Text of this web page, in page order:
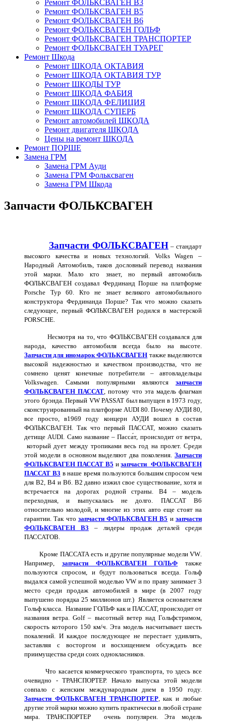
Ремонт ФОЛЬКСВАГЕН В3
Ремонт ФОЛЬКСВАГЕН В5
Ремонт ФОЛЬКСВАГЕН В6
Ремонт ФОЛЬКСВАГЕН ГОЛЬФ
Ремонт ФОЛЬКСВАГЕН ТРАНСПОРТЕР
Ремонт ФОЛЬКСВАГЕН ТУАРЕГ
Ремонт Шкода
Ремонт ШКОДА ОКТАВИЯ
Ремонт ШКОДА ОКТАВИЯ ТУР
Ремонт ШКОДЫ ТУР
Ремонт ШКОДА ФАБИЯ
Ремонт ШКОДА ФЕЛИЦИЯ
Ремонт ШКОДА СУПЕРБ
Ремонт автомобилей ШКОДА
Ремонт двигателя ШКОДА
Цены на ремонт ШКОДА
Ремонт ПОРШЕ
Замена ГРМ
Замена ГРМ Ауди
Замена ГРМ Фольксваген
Замена ГРМ Шкода
Запчасти ФОЛЬКСВАГЕН
Запчасти ФОЛЬКСВАГЕН – стандарт
высокого качества и новых технологий. Volks Wagen –
Народный Автомобиль, таков дословный перевод названия
этой марки. Мало кто знает, но первый автомобиль
ФОЛЬКСВАГЕН создавал Фердинанд Порше на платформе
Porsche Typ 60. Кто не знает великого автомобильного
конструктора Фердинанда Порше? Так что можно сказать
следующее, первый ФОЛЬКСВАГЕН родился в мастерской
PORSCHE
Несмотря на то, что ФОЛЬКСВАГЕН создавался для
народа, качество автомобиля всегда было на высоте.
Запчасти для иномарок ФОЛЬКСВАГЕН также выделяются
высокой надежностью и качеством производства, что не
сомнено ценят конечные потребители – автовладельцы
Volkswagen. Самыми популярными являются запчасти
ФОЛЬКСВАГЕН ПАССАТ , потому что эта мадель флагман
этого брэнда. Первый VW PASSAT был выпущен в 1973 году,
сконструированный на платформе AUDI 80. Почему АУДИ 80,
все просто, в1969 году концерн АУДИ вошел в состав
ФОЛЬКСВАГЕН. Так что первый ПАССАТ, можно сказать
детище AUDI . Само название – Пасса́т, происходит от ветра,
который дует между тропиками весь год на пролет. Среди
этой модели в основном выделяют два поколения. Запчасти
ФОЛЬКСВАГЕН ПАССАТ В5 изапчасти ФОЛЬКСВАГЕН
ПАССАТ В3 в наше время пользуются большим спросом чем
для В2, В4 и В6. В2 давно изжил свое существование, хотя и
встречается на дорогах родной страны. В4 – модель
переходная, и выпускалась не долго. ПАССАТ В6
относительно молодой, и многие из этих авто еще стоят на
гарантии. Так что запчасти ФОЛЬКСВАГЕН В5 изапчасти
ФОЛЬКСВАГЕН В3 – лидеры продаж деталей среди
ПАССАТОВ.
Кроме ПАССАТА есть и другие популярные модели VW
Например, запчасти ФОЛЬКСВАГЕН ГОЛЬФ также
пользуются спросом, и будут пользоваться всегда. Гольф
выдался самой успешной модельюVW и по праву занимает 3
место среди продаж автомобилей в мире (в 2007 году
выпушено порядка 25 миллионов шт.) Является основателем
Гольф класса.
Название ГОЛЬФ как и ПАССАТ, происходит от
названия ветра. Golf – высотный ветер над Гольфстримом,
скорость которого 150 км/ч . Эта модель насчитывает шесть
покалений. И каждое последующее не перестает удивлять,
заставляя с восторгом и восхищением обсуждать все
приимущества среди соих однокласников.
Что касается коммерческого транспорта, то здесь все
очевидно - ТРАНСПОРТЕР. Начало выпуска этой модели
совпало с женским международным днем в 1950 году.
Запчасти ФОЛЬКСВАГЕН ТРАНСПОРТЕР, как и любые
другие этой марки можно купить практически в любой стране
мира. ТРАНСПОРТЕР
очень популярен. Эта модель